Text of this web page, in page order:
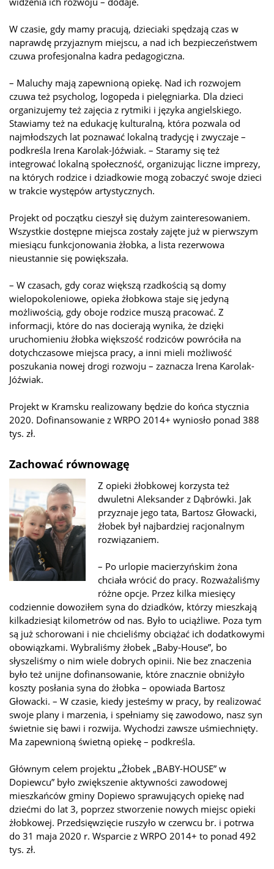
W czasie, gdy mamy pracują, dzieciaki spędzają czas w
naprawdę przyjaznym miejscu, a nad ich bezpieczeństwem
czuwa profesjonalna kadra pedagogiczna.
– Maluchy mają zapewnioną opiekę. Nad ich rozwojem
czuwa też psycholog, logopeda i pielęgniarka. Dla dzieci
organizujemy też zajęcia z rytmiki i języka angielskiego.
Stawiamy też na edukację kulturalną, która pozwala od
najmłodszych lat poznawać lokalną tradycję i zwyczaje –
podkreśla Irena Karolak-Jóźwiak. – Staramy się też
integrować lokalną społeczność, organizując liczne imprezy,
na których rodzice i dziadkowie mogą zobaczyć swoje dzieci
w trakcie występów artystycznych.
Projekt od początku cieszył się dużym zainteresowaniem.
Wszystkie dostępne miejsca zostały zajęte już w pierwszym
miesiącu funkcjonowania żłobka, a lista rezerwowa
nieustannie się powiększała.
– W czasach, gdy coraz większą rzadkością są domy
wielopokoleniowe, opieka żłobkowa staje się jedyną
możliwością, gdy oboje rodzice muszą pracować. Z
informacji, które do nas docierają wynika, że dzięki
uruchomieniu żłobka większość rodziców powróciła na
dotychczasowe miejsca pracy, a inni mieli możliwość
poszukania nowej drogi rozwoju – zaznacza Irena Karolak-
Jóźwiak.
Projekt w Kramsku realizowany będzie do końca stycznia
2020. Dofinansowanie z WRPO 2014+ wyniosło ponad 388
tys. zł.
Zachować równowagę
Z opieki żłobkowej korzysta też
dwuletni Aleksander z Dąbrówki. Jak
przyznaje jego tata, Bartosz Głowacki,
żłobek był najbardziej racjonalnym
rozwiązaniem.
– Po urlopie macierzyńskim żona
chciała wrócić do pracy. Rozważaliśmy
różne opcje. Przez kilka miesięcy
codziennie dowoziłem syna do dziadków, którzy mieszkają
kilkadziesiąt kilometrów od nas. Było to uciążliwe. Poza tym
są już schorowani i nie chcieliśmy obciążać ich dodatkowymi
obowiązkami. Wybraliśmy żłobek „Baby-House”, bo
słyszeliśmy o nim wiele dobrych opinii. Nie bez znaczenia
było też unijne dofinansowanie, które znacznie obniżyło
koszty posłania syna do żłobka – opowiada Bartosz
Głowacki. – W czasie, kiedy jesteśmy w pracy, by realizować
swoje plany i marzenia, i spełniamy się zawodowo, nasz syn
świetnie się bawi i rozwija. Wychodzi zawsze uśmiechnięty.
Ma zapewnioną świetną opiekę – podkreśla.
Głównym celem projektu „Żłobek „BABY-HOUSE” w
Dopiewcu” było zwiększenie aktywności zawodowej
mieszkańców gminy Dopiewo sprawujących opiekę nad
dziećmi do lat 3, poprzez stworzenie nowych miejsc opieki
żłobkowej. Przedsięwzięcie ruszyło w czerwcu br. i potrwa
do 31 maja 2020 r. Wsparcie z WRPO 2014+ to ponad 492
tys. zł.